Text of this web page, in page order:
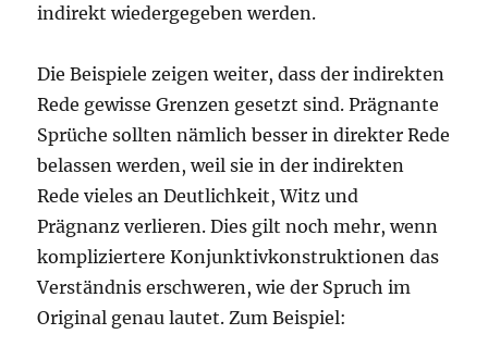
indirekt wiedergegeben werden.
Die Beispiele zeigen weiter, dass der indirekten
Rede gewisse Grenzen gesetzt sind. Prägnante
Sprüche sollten nämlich besser in direkter Rede
belassen werden, weil sie in der indirekten
Rede vieles an Deutlichkeit, Witz und
Prägnanz verlieren. Dies gilt noch mehr, wenn
kompliziertere Konjunktivkonstruktionen das
Verständnis erschweren, wie der Spruch im
Original genau lautet. Zum Beispiel: